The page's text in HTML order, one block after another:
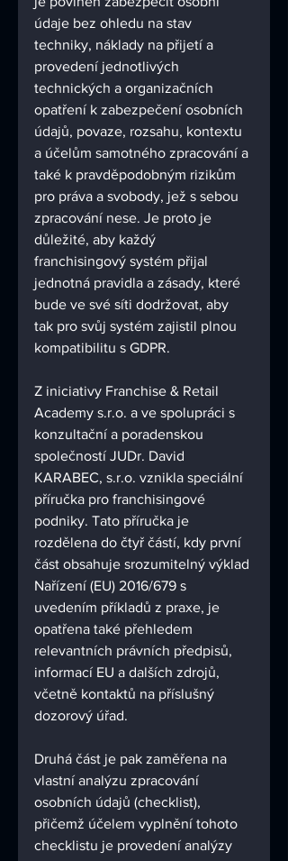
údaje bez ohledu na stav
techniky, náklady na přijetí a
provedení jednotlivých
technických a organizačních
opatření k zabezpečení osobních
údajů, povaze, rozsahu, kontextu
a účelům samotného zpracování a
také k pravděpodobným rizikům
pro práva a svobody, jež s sebou
zpracování nese. Je proto je
důležité, aby každý
franchisingový systém přijal
jednotná pravidla a zásady, které
bude ve své síti dodržovat, aby
tak pro svůj systém zajistil plnou
kompatibilitu s GDPR.
Z iniciativy Franchise & Retail
Academy s.r.o. a ve spolupráci s
konzultační a poradenskou
společností JUDr. David
KARABEC, s.r.o. vznikla speciální
příručka pro franchisingové
podniky. Tato příručka je
rozdělena do čtyř částí, kdy první
část obsahuje srozumitelný výklad
Nařízení (EU) 2016/679 s
uvedením příkladů z praxe, je
opatřena také přehledem
relevantních právních předpisů,
informací EU a dalších zdrojů,
včetně kontaktů na příslušný
dozorový úřad.
Druhá část je pak zaměřena na
vlastní analýzu zpracování
osobních údajů (checklist),
přičemž účelem vyplnění tohoto
checklistu je provedení analýzy